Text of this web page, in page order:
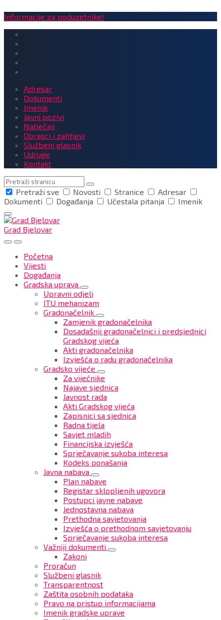
Informacije za poduzetnike!
Adresar
Dokumenti
Imenik
Javni pozivi
Natječaji
Obrasci i zahtjevi
Službeni glasnik
Udruge
Kontakt
Pretraga
Pretraži sve
Novosti Stranice
Adresar
Dokumenti
Događanja Učestala pitanja Imenik
Grad Bjelovar
Početna
Vijesti
Događanja
Gradska uprava
Upravni odjeli
ITU mehanizam
Gradonačelnik
Zamjenik gradonačelnika
Dosadašnji gradonačelnici i predsjednici
Gradskog vijeća
Akti gradonačelnika
Izvješća o radu gradonačelnika
Gradsko vijeće
Za vijećnike
Najave sjednica
Javnost rada
Akti Gradskog vijeća
Zapisnici sa sjednica
Radna tijela
Savjet mladih
Financijska izvješća
Sprječavanje sukoba interesa
Kodeks ponašanja
Javna nabava
Plan nabave
Registar sklopljenih ugovora
Postupci javne nabave
Jednostavna nabava
Prethodna savjetovanja
Izvješća o prethodnom savjetovanju
Sprječavanje sukoba interesa
Važniji dokumenti
Zakoni
Proračun
Službeni glasnik
Transparentnost
Zaštita osobnih podataka
Pravo na pristup informacijama
Imenik gradske uprave